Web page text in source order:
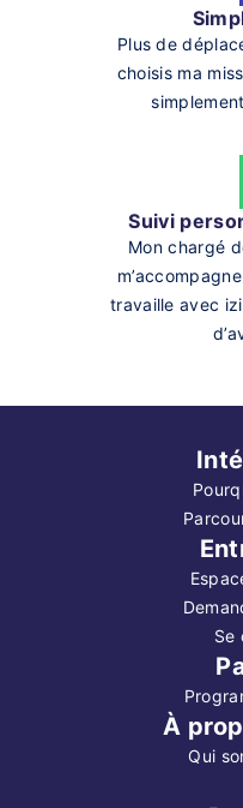
Plus de
choisis ma
Suivi
Mon chargé
travaille avec
Se
À
Qui